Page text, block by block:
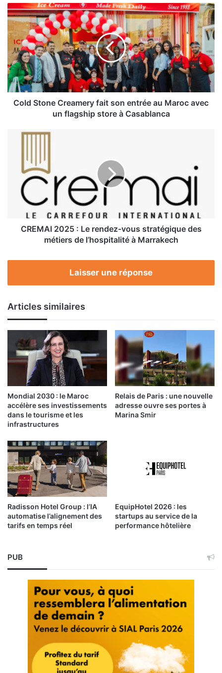
Cold
Stone
Creamery
fait
son
entrée
au
Maroc
avec
unCold Stone Creamery fait son entrée au Maroc avec
un flagship store à Casablanca
CREMAI
rendez-
vous
stratégique
métiers
Marrakech
CREMAI 2025 : Le rendez-vous stratégique des
métiers de l’hospitalité à Marrakech
Laisser une réponse
Articles similaires
Mondial 2030 : le Maroc
accélère ses investissements
dans le tourisme et les
infrastructures
Relais de Paris : une nouvelle
adresse ouvre ses portes à
Marina Smir
Radisson Hotel Group : l’IA
automatise l’alignement des
tarifs en temps réel
EquipHotel 2026 : les
startups au service de la
performance hôtelière
PUB